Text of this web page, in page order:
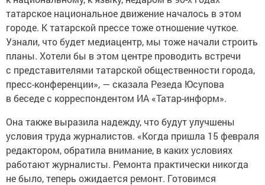
татарское национальное движение началось в этом
городе. К татарской прессе тоже отношение чуткое.
Узнали, что будет медиацентр, мы тоже начали строить
планы. Хотели бы в этом центре проводить встречи
с представителями татарской общественности города,
пресс-конференции», — сказала Резеда Юсупова
в беседе с корреспондентом ИА «Татар-информ».
Она также выразила надежду, что будут улучшены
условия труда журналистов. «Когда пришла 15 февраля
редактором, обратила внимание, в каких условиях
работают журналисты. Ремонта практически никогда
не было, теперь ожидается ремонт. Готовимся